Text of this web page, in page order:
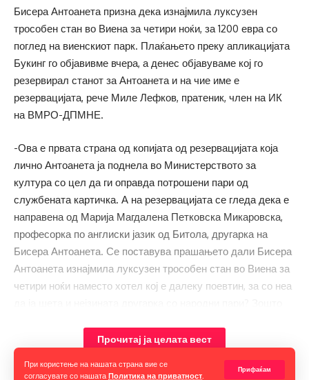
При користење на нашата страна вие се
согласувате со нашата Политика на приватност
Прифаќам
Бисера Антоанета призна дека изнајмила луксузен
трособен стан во Виена за четири ноќи, за 1200 евра со
поглед на виенскиот парк. Плаќањето преку апликацијата
Букинг го објавивме вчера, а денес објавуваме кој го
резервирал станот за Антоанета и на чие име е
резервацијата, рече Миле Лефков, пратеник, член на ИК
на ВМРО-ДПМНЕ.
-Ова е првата страна од копијата од резервацијата која
лично Антоанета ја поднела во Министерството за
култура со цел да ги оправда потрошени пари од
службената картичка. А на резервацијата се гледа дека е
направена од Марија Магдалена Петковска Микаровска,
професорка по англиски јазик од Битола, другарка на
Бисера Антоанета. Се поставува прашањето дали Бисера
Антоанета изнајмила луксузен трособен стан во Виена за
четири ноќи наместо хотел кој е далеку поевтин, за со неа
приватни прошетки и забава? Кој се патувал со Бисера
Антоанета на државен трошок во Виена и кој се спиел во
луксузниот трособен стан, праша Лефков и нјави дека
Прочитај ја целата вест